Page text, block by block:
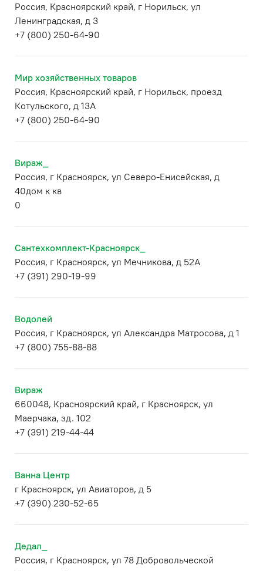
Россия, Красноярский край, г Норильск, ул
Ленинградская, д 3
+7 (800) 250-64-90
Мир хозяйственных товаров
Россия, Красноярский край, г Норильск, проезд
Котульского, д 13А
+7 (800) 250-64-90
Вираж_
Россия, г Красноярск, ул Северо-Енисейская, д
40дом к кв
0
Сантехкомплект-Красноярск_
Россия, г Красноярск, ул Мечникова, д 52А
+7 (391) 290-19-99
Водолей
Россия, г Красноярск, ул Александра Матросова, д 1
+7 (800) 755-88-88
Вираж
660048, Красноярский край, г Красноярск, ул
Маерчака, зд. 102
+7 (391) 219-44-44
Ванна Центр
г Красноярск, ул Авиаторов, д 5
+7 (390) 230-52-65
Дедал_
Россия, г Красноярск, ул 78 Добровольческой